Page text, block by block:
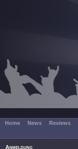
Home News Reviews
Anmeldung